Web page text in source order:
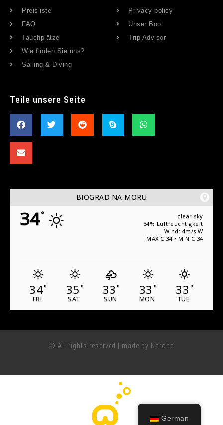
Preisliste
FAQ
Tauchplätze
Wie finden Sie uns?
Sailing & Diving
Privacy policy
Unser Boot
Trip Advisor
Teile unsere Seite
BIOGRAD NA MORU
34°
clear sky
34% Luftfeuchtigkeit
Wind: 4m/s W
MAX C 34 • MIN C 34
34°
FRI
35 °
SAT
33 °
SUN
33 °
MON
33 °
TUE
© All rights reserved | made by Narobe
German